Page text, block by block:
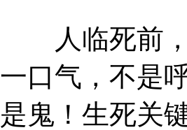
人临死前，
一口气，不是
是鬼！生死关